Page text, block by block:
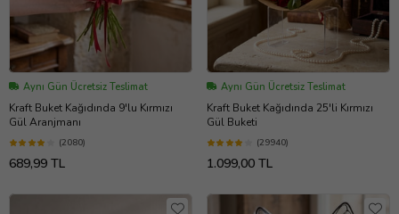
Aynı Gün Ücretsiz Teslimat
Kraft Buket Kağıdında 9'lu Kırmızı
Gül Aranjmanı
(2080)
689,99 TL
Aynı Gün Ücretsiz Teslimat
Kraft Buket Kağıdında 25'li Kırmızı
Gül Buketi
(29940)
1.099,00 TL